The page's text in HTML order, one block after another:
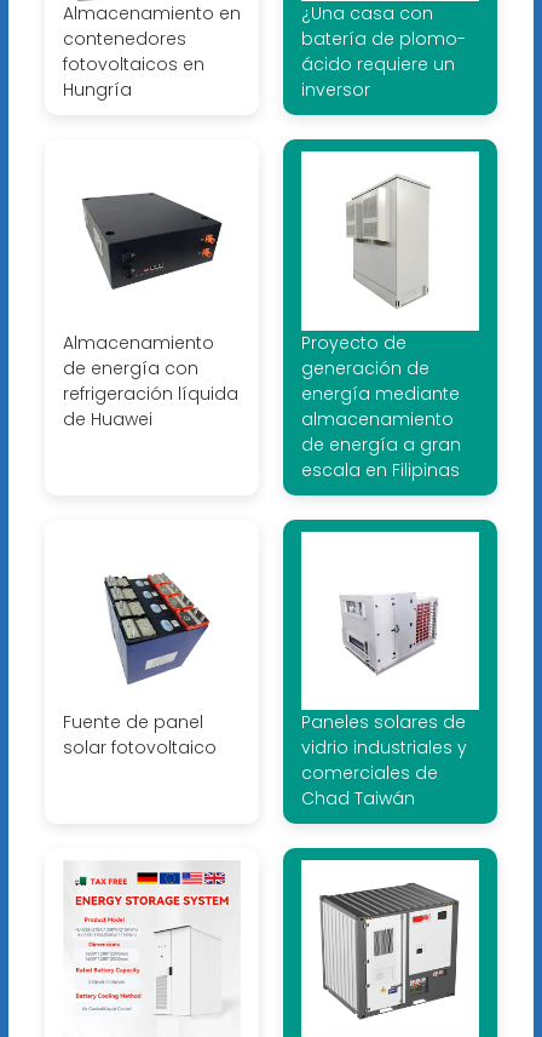
Almacenamiento en
contenedores
fotovoltaicos en
Hungría
¿Una casa con
batería de plomo-
ácido requiere un
inversor
Almacenamiento
de energía con
refrigeración líquida
de Huawei
Proyecto de
generación de
energía mediante
almacenamiento
de energía a gran
escala en Filipinas
Fuente de panel
solar fotovoltaico
Paneles solares de
vidrio industriales y
comerciales de
Chad Taiwán